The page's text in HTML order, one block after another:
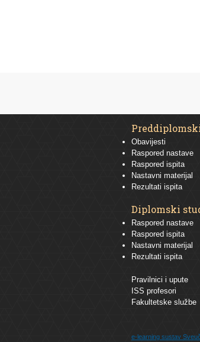
Obavijesti
Raspored nastave
Raspored ispita
Nastavni materijal
Rezultati ispita
Diplomski
Raspored nastave
Raspored ispita
Nastavni materijal
Rezultati ispita
Pravilnici i upute
ISS profesori
Fakultetske službe
e-learning sustav